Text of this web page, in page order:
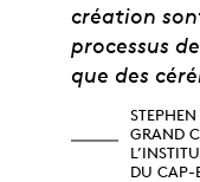
création
processus
que des
GRAND
DU CAP-